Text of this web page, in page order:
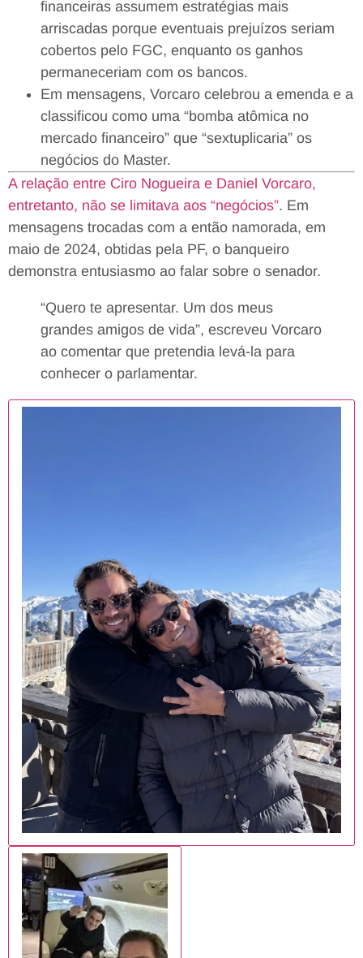
financeiras assumem estratégias mais
arriscadas porque eventuais prejuízos seriam
cobertos pelo FGC, enquanto os ganhos
permaneceriam com os bancos.
Em mensagens, Vorcaro celebrou a emenda e a
classificou como uma “bomba atômica no
mercado financeiro” que “sextuplicaria” os
negócios do Master.
A relação entre Ciro Nogueira e Daniel Vorcaro,
entretanto, não se limitava aos “negócios”. Em
mensagens trocadas com a então namorada, em
maio de 2024, obtidas pela PF, o banqueiro
demonstra entusiasmo ao falar sobre o senador.
“Quero te apresentar. Um dos meus
grandes amigos de vida”, escreveu Vorcaro
ao comentar que pretendia levá-la para
conhecer o parlamentar.